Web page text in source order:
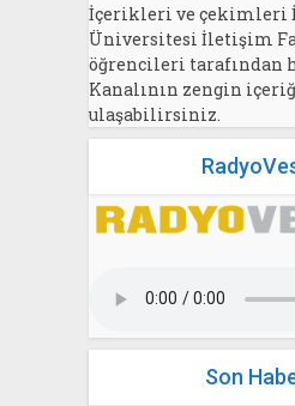
İçerikleri ve çekimleri
Üniversitesi İletişim
öğrencileri tarafından
Kanalının zengin
ulaşabilirsiniz.
Son